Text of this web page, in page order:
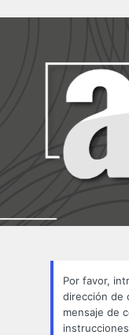
Contraseña
Por favor,
dirección de
mensaje de